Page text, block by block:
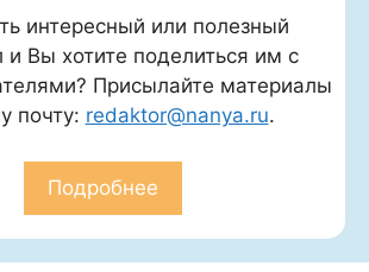
интересный или полезный
и Вы хотите поделиться им с
Присылайте материалы
почту: redaktor@nanya.ru.
Подробнее